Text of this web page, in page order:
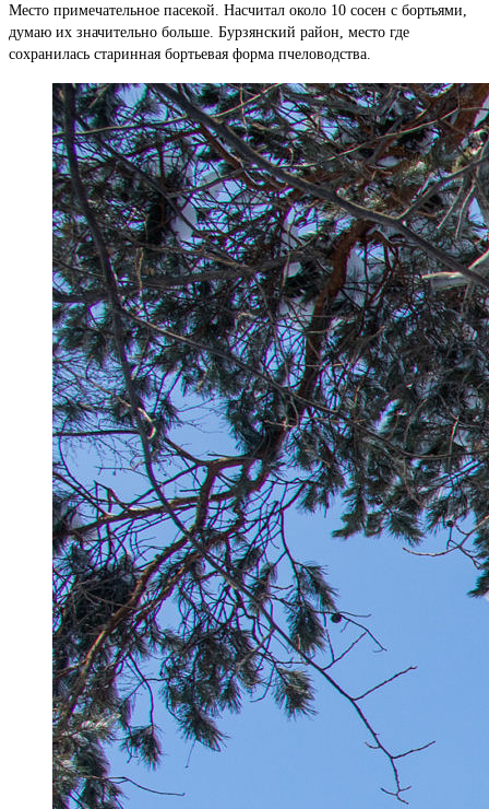
Место примечательное пасекой. Насчитал около 10 сосен с бортьями,
думаю их значительно больше. Бурзянский район, место где
сохранилась старинная бортьевая форма пчеловодства.